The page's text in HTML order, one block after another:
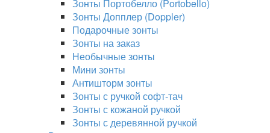
Зонты Портобелло (Portobello)
Зонты Допплер (Doppler)
Подарочные зонты
Зонты на заказ
Необычные зонты
Мини зонты
Антишторм зонты
Зонты с ручкой софт-тач
Зонты с кожаной ручкой
Зонты с деревянной ручкой